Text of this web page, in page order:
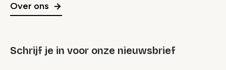
Over ons
Schrijf je in voor onze nieuwsbrief